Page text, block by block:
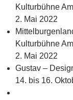
Kulturbühne
2. Mai 2022
Kulturbühne
2. Mai 2022
Gustav –
14. bis 16.